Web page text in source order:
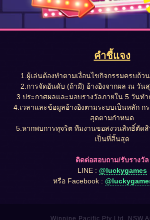
คำชี้แจง
1.ผู้เล่นต้องทำตามเงื่อนไขกิจกรรมครบถ้ว
2.การจัดอันดับ (ถ้ามี) อ้างอิงจากผล ณ วัน
3.ประกาศผลและมอบรางวัลภายใน 5 วันทำ
4.เวลาและข้อมูลอ้างอิงตามระบบเป็นหลัก
สุดตามกำหนด
5.หากพบการทุจริต ทีมงานขอสงวนสิทธิ์ตัด
เป็นที่สิ้นสุด
ติดต่อสอบถาม/รับรางวัล
LINE : @luckygames
หรือ Facebook :
Winnine Pacific Pty Ltd ,NSW